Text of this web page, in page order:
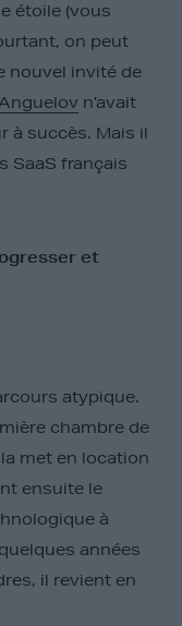
étoile (vous
on peut
nouvel invité de
n’avait
à succès. Mais il
SaaS français
et
atypique.
chambre de
met en location
ensuite le
à
années
il revient en